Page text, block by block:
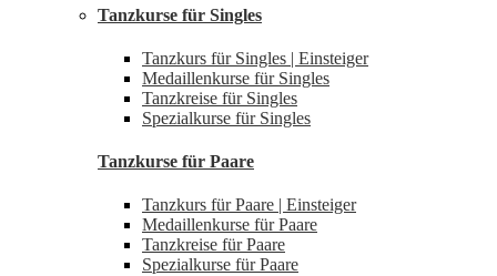
Tanzkurse für Singles
Tanzkurs für Singles | Einsteiger
Medaillenkurse für Singles
Tanzkreise für Singles
Spezialkurse für Singles
Tanzkurse für Paare
Tanzkurs für Paare | Einsteiger
Medaillenkurse für Paare
Tanzkreise für Paare
Spezialkurse für Paare